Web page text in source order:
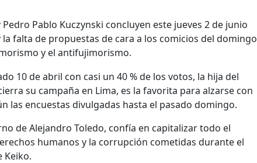
Pablo Kuczynski concluyen este jueves 2 de junio
falta de propuestas de cara a los comicios del domingo
y el antifujimorismo.
10 de abril con casi un 40 % de los votos, la hija del
su campaña en Lima, es la favorita para alzarse con
las encuestas divulgadas hasta el pasado domingo.
de Alejandro Toledo, confía en capitalizar todo el
humanos y la corrupción cometidas durante el
Keiko.